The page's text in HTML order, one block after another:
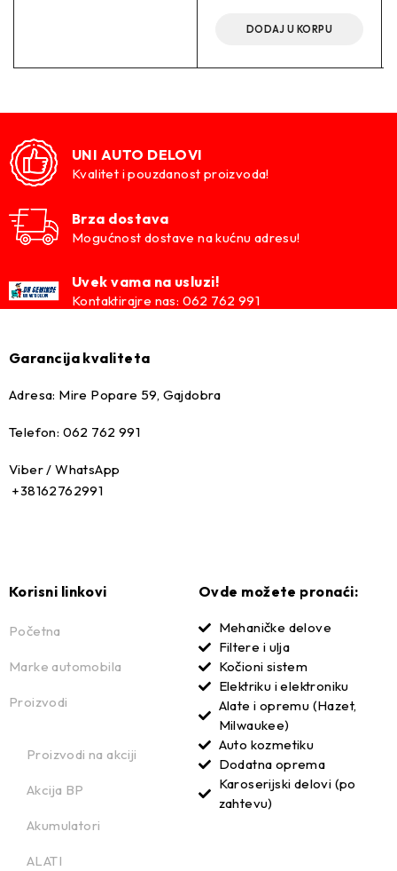
DODAJ U KORPU
UNI AUTO DELOVI
Kvalitet i pouzdanost proizvoda!
Brza dostava
Mogućnost dostave na kućnu adresu!
Uvek vama na usluzi!
Kontaktirajre nas: 062 762 991
Garancija kvaliteta
Adresa: Mire Popare 59, Gajdobra
Telefon: 062 762 991
Viber / WhatsApp
+38162762991
Korisni linkovi
Početna
Marke automobila
Proizvodi
Proizvodi na akciji
Akcija BP
Akumulatori
ALATI
Ovde možete pronaći:
Mehaničke delove
Filtere i ulja
Kočioni sistem
Elektriku i elektroniku
Alate i opremu (Hazet,
Milwaukee)
Auto kozmetiku
Dodatna oprema
Karoserijski delovi (po
zahtevu)